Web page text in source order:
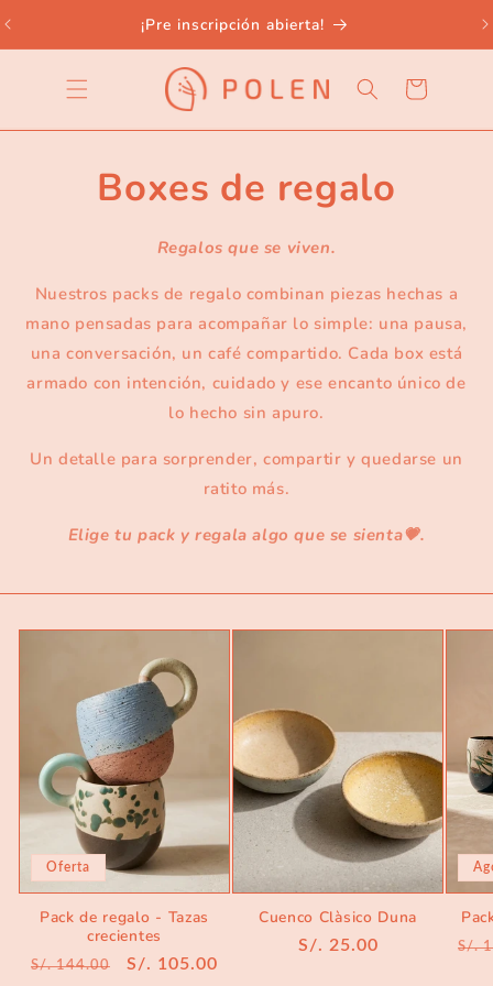
directamente
al contenido
¡Pre inscripción abierta!
Carrito
Boxes de regalo
Regalos que se viven.
Nuestros packs de regalo combinan piezas hechas a
mano pensadas para acompañar lo simple: una pausa,
una conversación, un café compartido. Cada box está
armado con intención, cuidado y ese encanto único de
lo hecho sin apuro.
Un detalle para sorprender, compartir y quedarse un
ratito más.
Elige tu pack y regala algo que se sienta💗.
Oferta
Pack de regalo - Tazas
crecientes
Precio
S/. 144.00
Precio
S/. 105.00
Cuenco Clàsico Duna
Precio
S/. 25.00 S/.